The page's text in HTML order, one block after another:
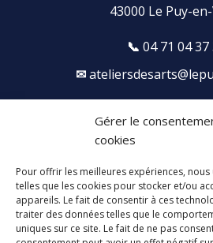
Gérer le
cookies
Pour offrir les meilleures expériences,
telles que les cookies pour stocker et/ou
appareils. Le fait de consentir à ces
traiter des données telles que le
uniques sur ce site. Le fait de ne pas
43000 Le Puy-
04 71 04 37
S'inscrire à la